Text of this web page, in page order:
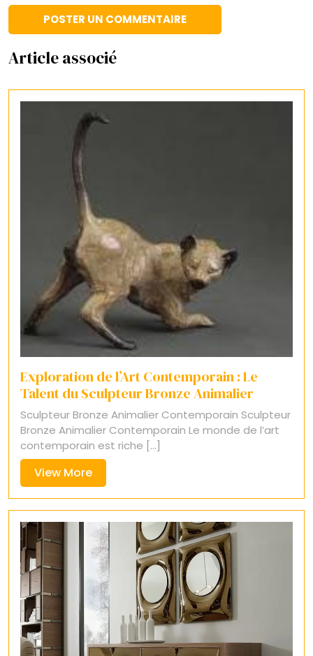
Article associé
Exploration de l’Art Contemporain : Le
Talent du Sculpteur Bronze Animalier
Sculpteur Bronze Animalier Contemporain Sculpteur
Bronze Animalier Contemporain Le monde de l’art
contemporain est riche [...]
View MoreView
More